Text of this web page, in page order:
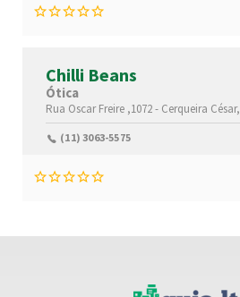
Chilli Beans
Ótica
Rua Oscar Freire ,1072 - Cerqueira César,
(11) 3063-5575